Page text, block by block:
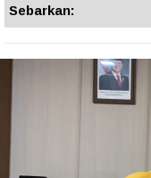
Sebarkan: